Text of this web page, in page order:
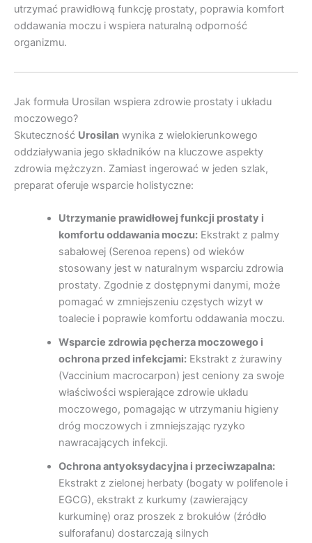
utrzymać prawidłową funkcję prostaty, poprawia komfort
oddawania moczu i wspiera naturalną odporność
organizmu.
Jak formuła Urosilan wspiera zdrowie prostaty i układu
moczowego?
Skuteczność Urosilan wynika z wielokierunkowego
oddziaływania jego składników na kluczowe aspekty
zdrowia mężczyzn. Zamiast ingerować w jeden szlak,
preparat oferuje wsparcie holistyczne:
Utrzymanie prawidłowej funkcji prostaty i
komfortu oddawania moczu:Ekstrakt z palmy
sabałowej (Serenoa repens) od wieków
stosowany jest w naturalnym wsparciu zdrowia
prostaty. Zgodnie z dostępnymi danymi, może
pomagać w zmniejszeniu częstych wizyt w
toalecie i poprawie komfortu oddawania moczu.
Wsparcie zdrowia pęcherza moczowego i
ochrona przed infekcjami:Ekstrakt z żurawiny
(Vaccinium macrocarpon) jest ceniony za swoje
właściwości wspierające zdrowie układu
moczowego, pomagając w utrzymaniu higieny
dróg moczowych i zmniejszając ryzyko
nawracających infekcji.
Ochrona antyoksydacyjna i przeciwzapalna:
Ekstrakt z zielonej herbaty (bogaty w polifenole i
EGCG), ekstrakt z kurkumy (zawierający
kurkuminę) oraz proszek z brokułów (źródło
sulforafanu) dostarczają silnych